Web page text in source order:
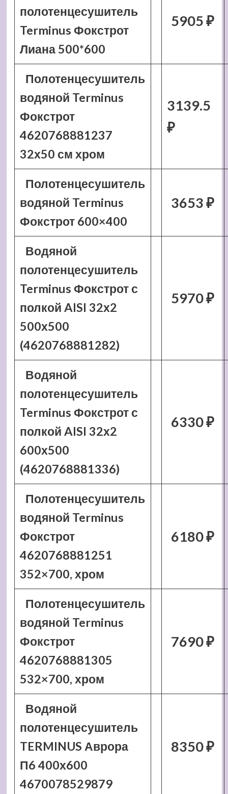
полотенцесушитель
Terminus Фокстрот
Лиана 500*600
5905 ₽
Полотенцесушитель
водяной Terminus
Фокстрот
4620768881237
32х50 см хром
3139.5
₽
Полотенцесушитель
водяной Terminus
Фокстрот 600×400
3653 ₽
Водяной
полотенцесушитель
Terminus Фокстрот с
полкой AISI 32х2
500х500
(4620768881282)
5970 ₽
Водяной
полотенцесушитель
Terminus Фокстрот с
полкой AISI 32х2
600х500
(4620768881336)
6330 ₽
Полотенцесушитель
водяной Terminus
Фокстрот
4620768881251
352×700, хром
6180 ₽
Полотенцесушитель
водяной Terminus
Фокстрот
4620768881305
532×700, хром
7690 ₽
Водяной
полотенцесушитель
TERMINUS Аврора
П6 400х600
4670078529879
8350 ₽